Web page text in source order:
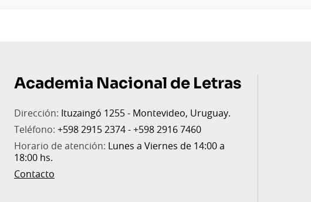
de
página
Academia Nacional de Letras
Dirección: Ituzaingó 1255 - Montevideo, Uruguay.
Teléfono: +598 2915 2374 - +598 2916 7460
Horario de atención: Lunes a Viernes de 14:00 a
18:00 hs.
Contacto